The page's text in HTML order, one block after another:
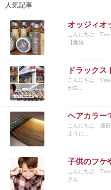
人気記事
こんにちは、
【魔法...
こんにちは、
か白...
こんにちは、藤
ように...
こんにちは、
さん...